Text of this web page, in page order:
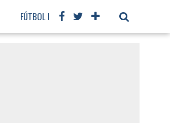
FÚTBOL INTERNACIONAL